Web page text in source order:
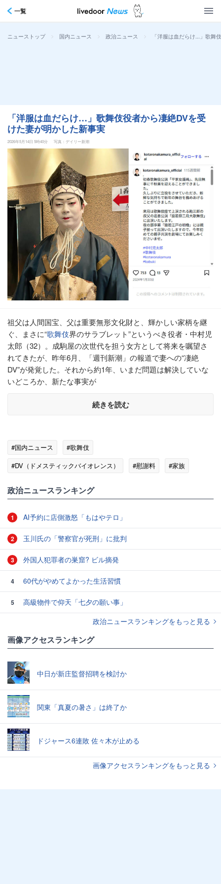
一覧
ニューストップ > 国内ニュース > 政治ニュース > 「洋服は血だらけ…」歌舞
「洋服は血だらけ…」歌舞伎役者から凄絶DVを受
けた妻が明かした新事実
2026年5月14日 5時40分 写真：デイリー新潮
祖父は人間国宝、父は重要無形文化財と、輝かしい家柄を継
ぐ、まさに“歌舞伎界のサラブレット”というべき役者・中村児
太郎（32）。成駒屋の次世代を担う女方として将来を嘱望さ
れてきたが、昨年6月、「週刊新潮」の報道で妻への“凄絶
DV”が発覚した。それから約1年、いまだ問題は解決していな
いどころか、新たな事実が
続きを読む
#国内ニュース
#歌舞伎
#DV（ドメスティックバイオレンス）
#慰謝料
#家族
政治ニュースランキング
1 AI予約に店側激怒「もはやテロ」
2 玉川氏の「警察官が死刑」に批判
3 外国人犯罪者の巣窟? ビル摘発
4 60代がやめてよかった生活習慣
5
高級物件で仰天「七夕の願い事」
政治ニュースランキングをもっと見る
画像アクセスランキング
中日が新庄監督招聘を検討か
関東「真夏の暑さ」は終了か
ドジャース6連敗 佐々木が止める
画像アクセスランキングをもっと見る